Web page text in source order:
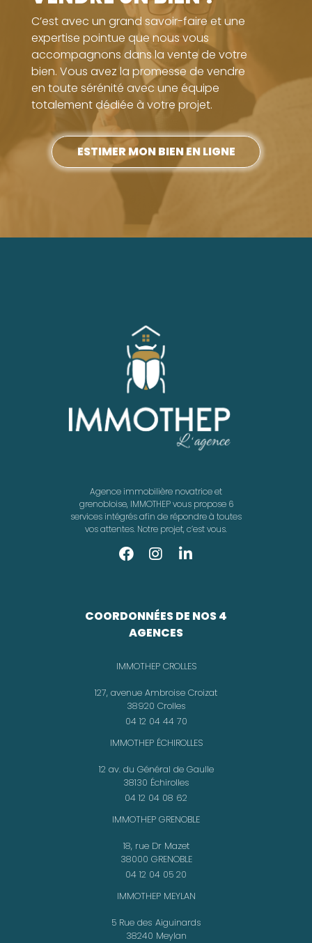
C’est avec un grand savoir-faire et une
expertise pointue que nous vous
accompagnons dans la vente de votre
bien. Vous avez la promesse de vendre
en toute sérénité avec une équipe
totalement dédiée à votre projet.
ESTIMER MON BIEN EN LIGNE
Agence immobilière novatrice et
grenobloise, IMMOTHEP vous propose 6
services intégrés afin de répondre à toutes
vos attentes. Notre projet, c’est vous.
COORDONNÉES DE NOS 4
AGENCES
IMMOTHEP CROLLES
127, avenue Ambroise Croizat
38920 Crolles
04 12 04 44 70
IMMOTHEP ÉCHIROLLES
12 av. du Général de Gaulle
38130 Échirolles
04 12 04 08 62
IMMOTHEP GRENOBLE
18, rue Dr Mazet
38000 GRENOBLE
04 12 04 05 20
IMMOTHEP MEYLAN
5 Rue des Aiguinards
38240 Meylan